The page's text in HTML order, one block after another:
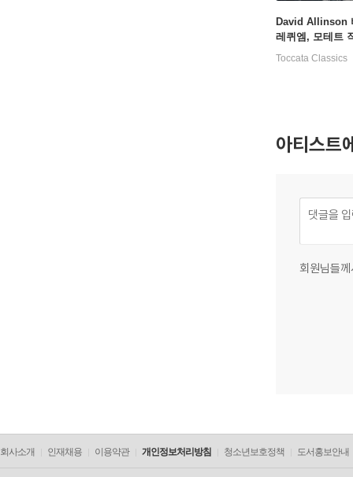
David Allinson
레퀴엠, 모테트
(Vivanco:
Toccata Classics
아티스트
회원님들
회사소개 인재채용 이용약관 개인정보처리방침 청소년보호정책 도서홍보안내